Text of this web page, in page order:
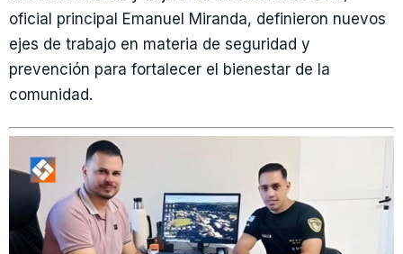
oficial principal Emanuel Miranda, definieron nuevos
ejes de trabajo en materia de seguridad y
prevención para fortalecer el bienestar de la
comunidad.